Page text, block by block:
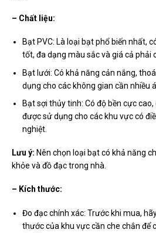
– Chất liệu:
Bạt PVC: Là loại bạt phổ biến nhất,
tốt, đa dạng màu sắc và giá cả phải
Bạt lưới: Có khả năng cản nắng,
dụng cho các không gian cần nhiều
Bạt sợi thủy tinh: Có độ bền cực
được sử dụng cho các khu vực có
nghiệt.
Lưu ý: Nên chọn loại bạt có khả năng
khỏe và đồ đạc trong nhà.
– Kích thước:
Đo đạc chính xác: Trước khi mua,
thước của khu vực cần che chắn để